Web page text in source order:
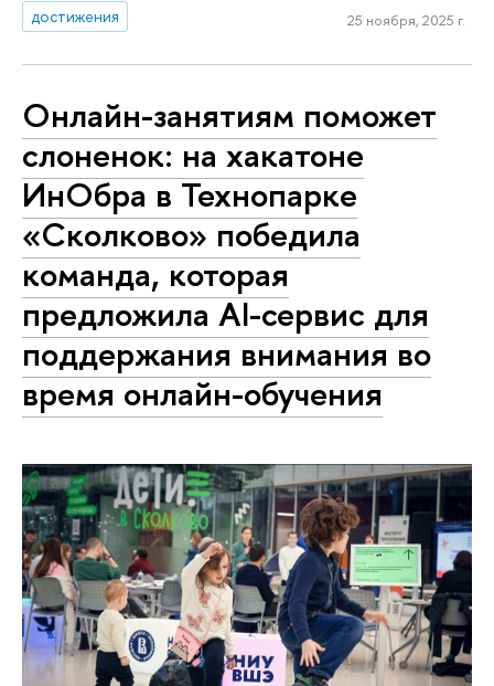
достижения
25 ноября, 2025 г.
Онлайн-занятиям поможет
слоненок: на хакатоне
ИнОбра в Технопарке
«Сколково» победила
команда, которая
предложила AI-сервис для
поддержания внимания во
время онлайн-обучения